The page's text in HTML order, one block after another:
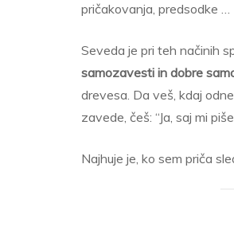
pričakovanja, predsodke …
Seveda je pri teh načinih
samozavesti in dobre
drevesa. Da veš, kdaj
zavede, češ: “Ja, saj mi
Najhuje je, ko sem priča